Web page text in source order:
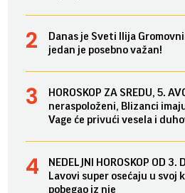
Danas je Sveti Ilija
jedan je posebno važan!
HOROSKOP ZA SREDU, 5.
neraspoloženi, Blizanci
Vage će privući vesela i
NEDELJNI HOROSKOP OD 3.
Lavovi super osećaju u svoj
pobegao iz nje